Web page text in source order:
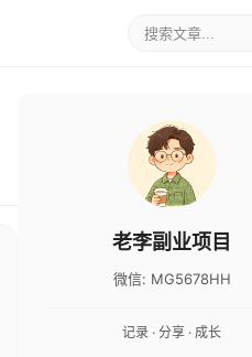
老李副业项目
微信: MG5678HH
记录 · 分享 · 成长